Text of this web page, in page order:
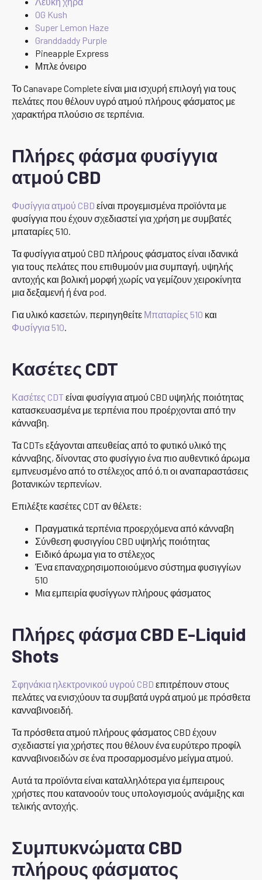
OG Kush
Super Lemon Haze
Granddaddy Purple
Pineapple Express
Μπλε όνειρο
Το Canavape Complete είναι μια ισχυρή επιλογή για τους
πελάτες που θέλουν υγρό ατμού πλήρους φάσματος με
χαρακτήρα πλούσιο σε τερπένια.
Πλήρες φάσμα φυσίγγια
ατμού CBD
Φυσίγγια ατμού CBD είναι προγεμισμένα προϊόντα με
φυσίγγια που έχουν σχεδιαστεί για χρήση με συμβατές
μπαταρίες 510.
Τα φυσίγγια ατμού CBD πλήρους φάσματος είναι ιδανικά
για τους πελάτες που επιθυμούν μια συμπαγή, υψηλής
αντοχής και βολική μορφή χωρίς να γεμίζουν χειροκίνητα
μια δεξαμενή ή ένα pod.
Για υλικό κασετών, περιηγηθείτε Μπαταρίες 510 και
Φυσίγγια 510.
Κασέτες CDT
Κασέτες CDTείναι φυσίγγια ατμού CBD υψηλής ποιότητας
κατασκευασμένα με τερπένια που προέρχονται από την
κάνναβη.
Τα CDTs εξάγονται απευθείας από το φυτικό υλικό της
κάνναβης, δίνοντας στο φυσίγγιο ένα πιο αυθεντικό άρωμα
εμπνευσμένο από το στέλεχος από ό,τι οι αναπαραστάσεις
βοτανικών τερπενίων.
Επιλέξτε κασέτες CDT αν θέλετε:
Πραγματικά τερπένια προερχόμενα από κάνναβη
Σύνθεση φυσιγγίου CBD υψηλής ποιότητας
Ειδικό άρωμα για το στέλεχος
Ένα επαναχρησιμοποιούμενο σύστημα φυσιγγίων
510
Μια εμπειρία φυσίγγων πλήρους φάσματος
Πλήρες φάσμα CBD E-Liquid
Shots
Σφηνάκια ηλεκτρονικού υγρού CBD επιτρέπουν στους
πελάτες να ενισχύουν τα συμβατά υγρά ατμού με πρόσθετα
κανναβινοειδή.
Τα πρόσθετα ατμού πλήρους φάσματος CBD έχουν
σχεδιαστεί για χρήστες που θέλουν ένα ευρύτερο προφίλ
κανναβινοειδών σε ένα προσαρμοσμένο μείγμα ατμού.
Αυτά τα προϊόντα είναι καταλληλότερα για έμπειρους
χρήστες που κατανοούν τους υπολογισμούς ανάμιξης και
τελικής αντοχής.
Συμπυκνώματα CBD
πλήρους φάσματος